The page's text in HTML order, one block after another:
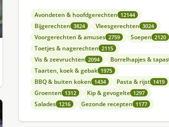
Avondeten & hoofdgerechten 12144
Bijgerechten 3824 Vleesgerechten 3024
Voorgerechten & amuses 2759 Soepen 2120
Toetjes & nagerechten 2115
Vis & zeevruchten 2094 Borrelhapjes & tapas
Taarten, koek & gebak 1975
BBQ & buiten koken 1434 Pasta & rijst 1419
Groenten 1312 Kip & gevogelte 1297
Salades 1216 Gezonde recepten 1177